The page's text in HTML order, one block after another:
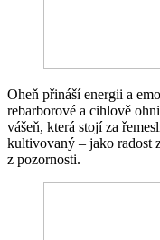
Oheň přináší energii a
rebarborové a cihlově
vášeň, která stojí za
kultivovaný – jako radost
z pozornosti.